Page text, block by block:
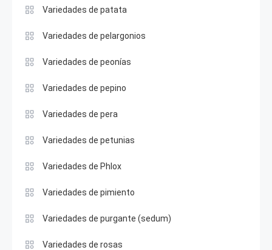
Variedades de patata
Variedades de pelargonios
Variedades de peonías
Variedades de pepino
Variedades de pera
Variedades de petunias
Variedades de Phlox
Variedades de pimiento
Variedades de purgante (sedum)
Variedades de rosas